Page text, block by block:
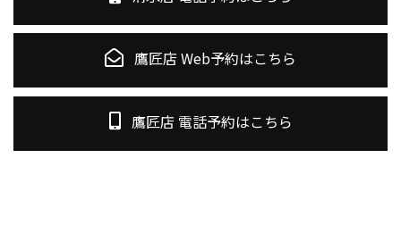
鷹匠店 Web予約はこちら
鷹匠店 電話予約はこちら